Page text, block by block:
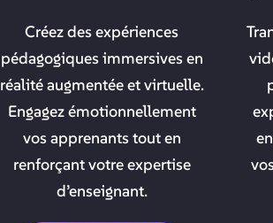
Créez des expériences
pédagogiques immersives en
réalité augmentée et virtuelle.
Engagez émotionnellement
vos apprenants tout en
renforçant votre expertise
d’enseignant.